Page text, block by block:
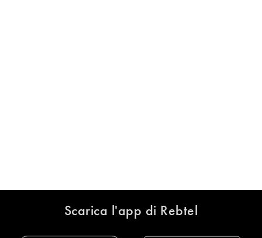
Scarica l'app di Rebtel